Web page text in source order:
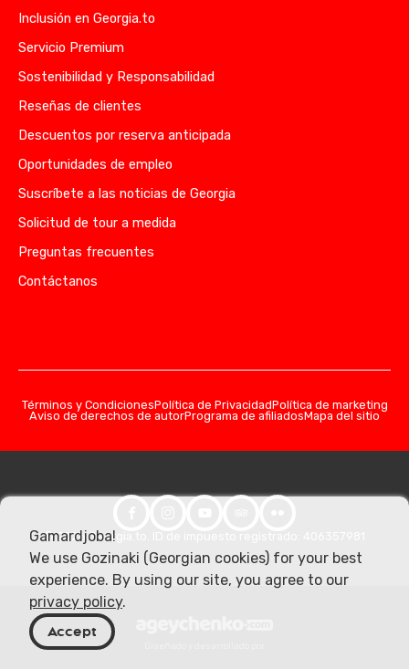
Inclusión en Georgia.to
Servicio Premium
Sostenibilidad y Responsabilidad
Reseñas de clientes
Descuentos por reserva anticipada
Oportunidades de empleo
Suscríbete a las noticias de Georgia
Solicitud de tour a medida
Preguntas frecuentes
Contáctanos
Términos y CondicionesPolítica de PrivacidadPolítica de marketing
Aviso de derechos de autorPrograma de afiliadosMapa del sitio
© 2026 Georgia.to. ID de impuesto registrado: 406357981
Gamardjoba!
We use Gozinaki (Georgian cookies) for your best
experience. By using our site, you agree to our
privacy policy.
Accept